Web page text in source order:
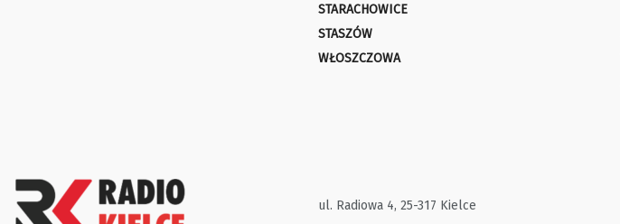
STARACHOWICE
STASZÓW
WŁOSZCZOWA
ul. Radiowa 4, 25-317 Kielce